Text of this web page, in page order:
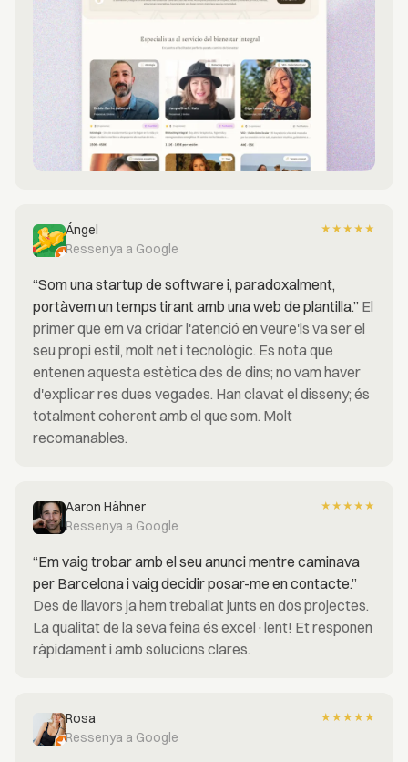
Ángel
Ressenya a Google
★ ★ ★ ★ ★
“Som una startup de software i, paradoxalment,
portàvem un temps tirant amb una web de plantilla.” El
primer que em va cridar l'atenció en veure'ls va ser el
seu propi estil, molt net i tecnològic. Es nota que
entenen aquesta estètica des de dins; no vam haver
d'explicar res dues vegades. Han clavat el disseny; és
totalment coherent amb el que som. Molt
recomanables.
Aaron Hähner
Ressenya a Google
★ ★ ★ ★ ★
“Em vaig trobar amb el seu anunci mentre caminava
per Barcelona i vaig decidir posar-me en contacte.”
Des de llavors ja hem treballat junts en dos projectes.
La qualitat de la seva feina és excel·lent! Et responen
ràpidament i amb solucions clares.
Rosa
Ressenya a Google
★ ★ ★ ★ ★